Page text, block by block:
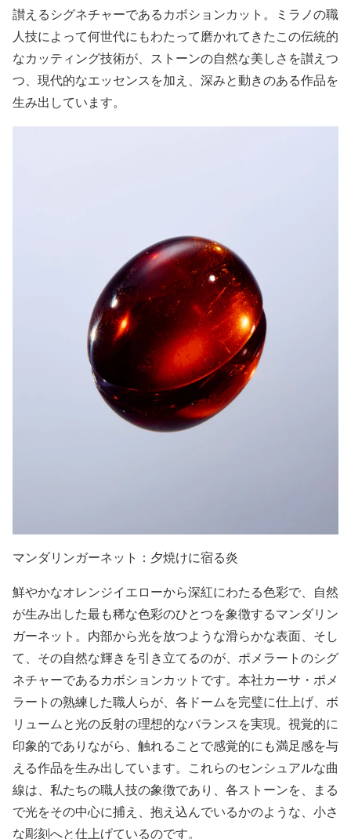
讃えるシグネチャーであるカボションカット。ミラノの職
人技によって何世代にもわたって磨かれてきたこの伝統的
なカッティング技術が、ストーンの自然な美しさを讃えつ
つ、現代的なエッセンスを加え、深みと動きのある作品を
生み出しています。
マンダリンガーネット：夕焼けに宿る炎
鮮やかなオレンジイエローから深紅にわたる色彩で、自然
が生み出した最も稀な色彩のひとつを象徴するマンダリン
ガーネット。内部から光を放つような滑らかな表面、そし
て、その自然な輝きを引き立てるのが、ポメラートのシグ
ネチャーであるカボションカットです。本社カーサ・ポメ
ラートの熟練した職人らが、各ドームを完璧に仕上げ、ボ
リュームと光の反射の理想的なバランスを実現。視覚的に
印象的でありながら、触れることで感覚的にも満足感を与
える作品を生み出しています。これらのセンシュアルな曲
線は、私たちの職人技の象徴であり、各ストーンを、まる
で光をその中心に捕え、抱え込んでいるかのような、小さ
な彫刻へと仕上げているのです。